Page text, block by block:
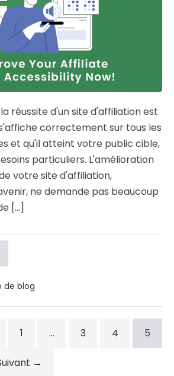
réussite d'un site d'affiliation est
correctement sur tous les
et qu'il atteint votre public cible,
particuliers. L'amélioration
votre site d'affiliation,
ne demande pas beaucoup
[...]
de blog
1 … 3 4 5
→